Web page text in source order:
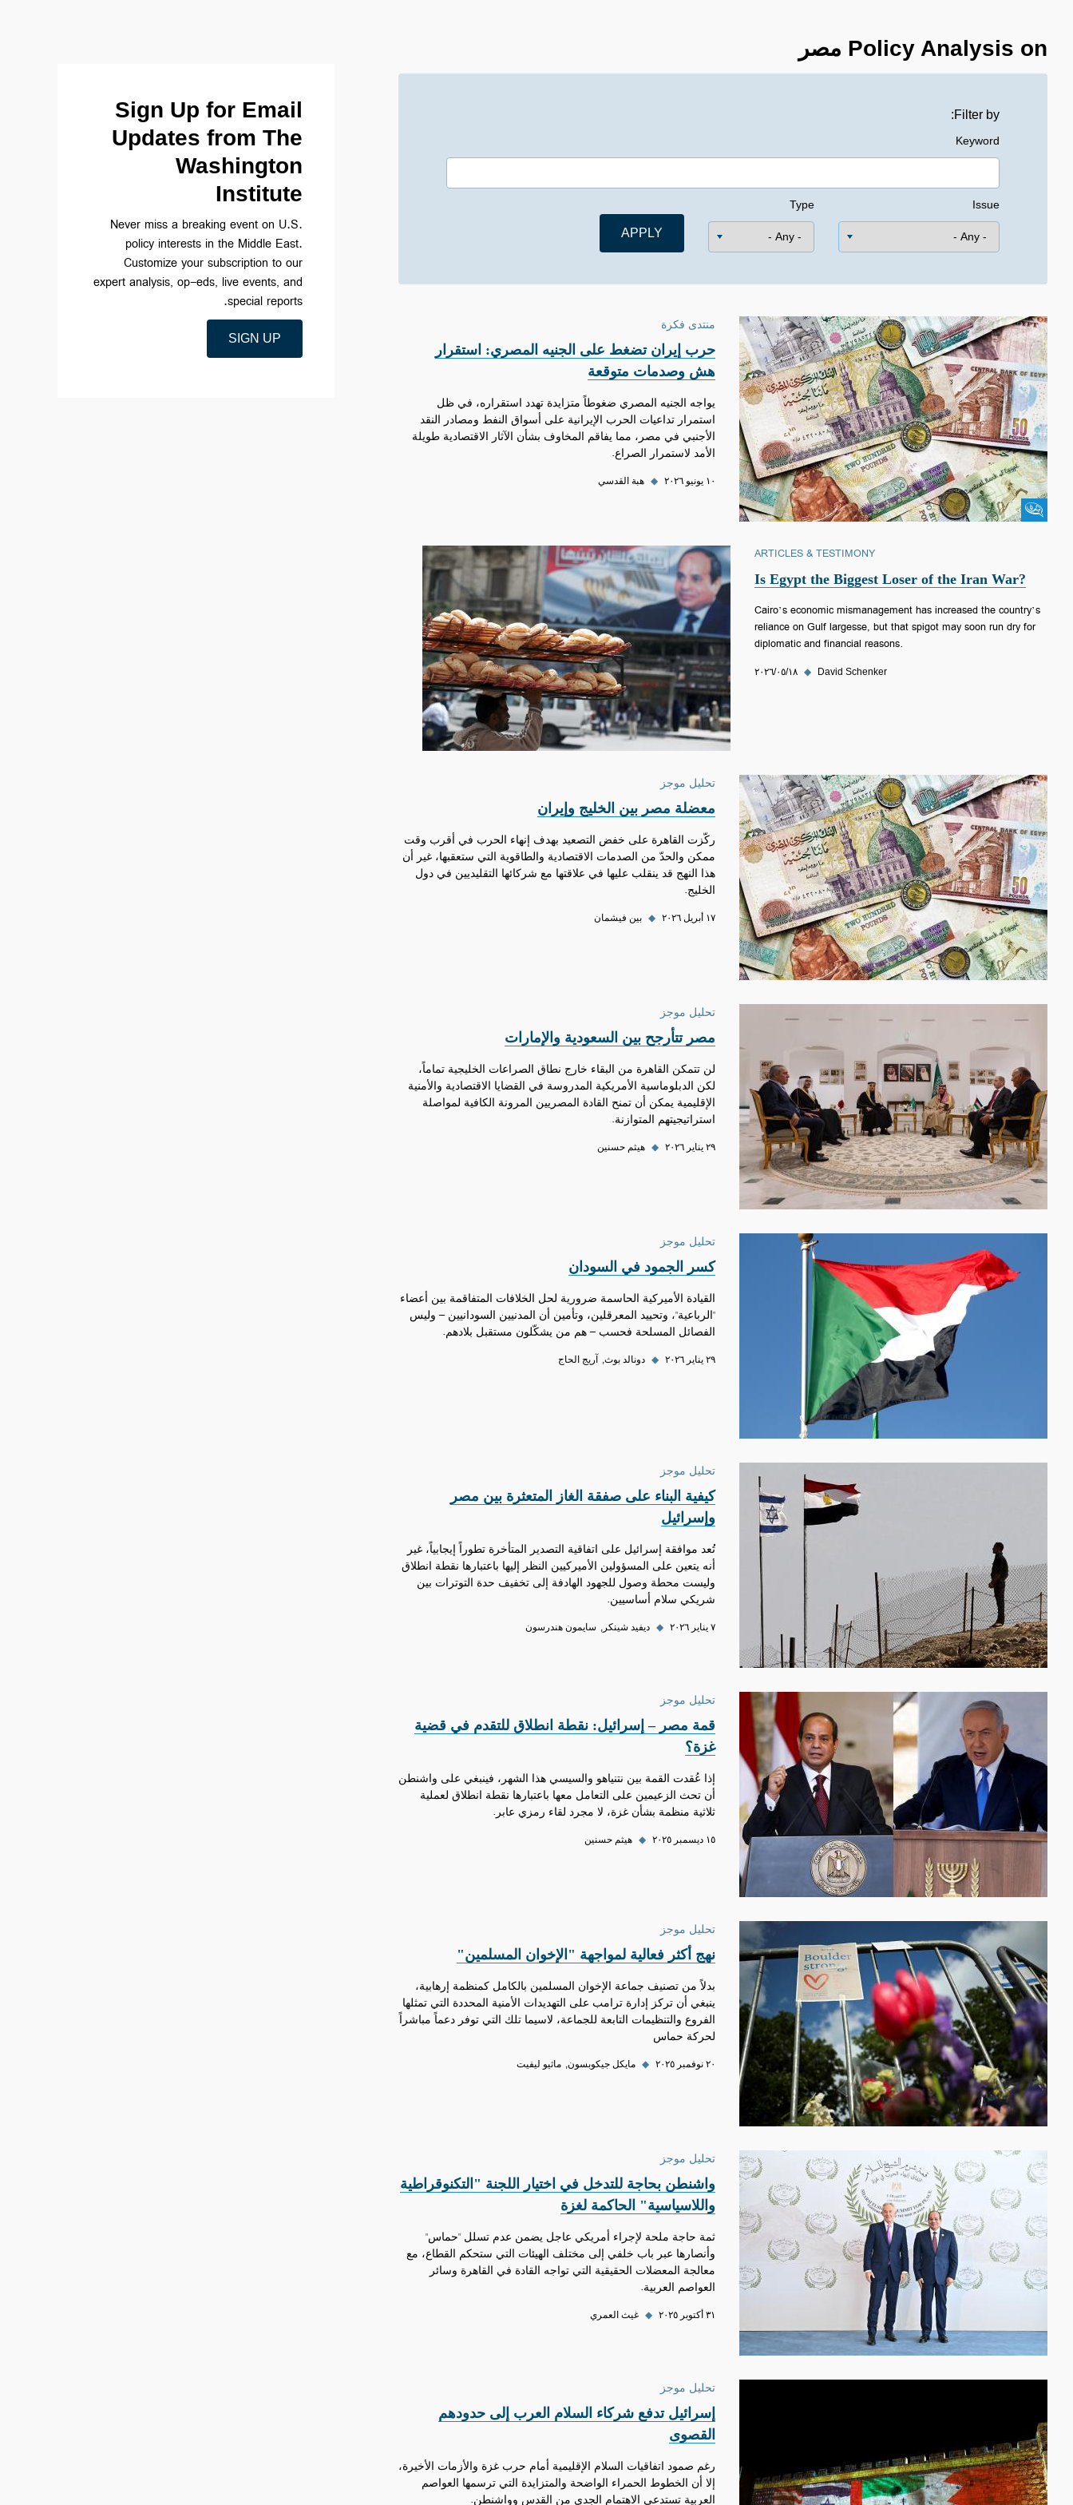
Policy Analysis on مصر
Filter by:
Keyword
Issue
Type
منتدى فكرة
منتدى فكرة
حرب إيران تضغط على الجنيه المصري: استقرار
هش وصدمات متوقعة
يواجه الجنيه المصري ضغوطاً متزايدة تهدد استقراره، في ظل
استمرار تداعيات الحرب الإيرانية على أسواق النفط ومصادر النقد
الأجنبي في مصر، مما يفاقم المخاوف بشأن الآثار الاقتصادية طويلة
الأمد لاستمرار الصراع.
١٠ يونيو ٢٠٢٦ ◆ هبة القدسي
ARTICLES & TESTIMONY
Is Egypt the Biggest Loser of the Iran War?
Cairo’s economic mismanagement has increased the country’s
reliance on Gulf largesse, but that spigot may soon run dry for
diplomatic and financial reasons.
١٨‏/٠٥‏/٢٠٢٦ ◆ David Schenker
تحليل موجز
معضلة مصر بين الخليج وإيران
ركّزت القاهرة على خفض التصعيد بهدف إنهاء الحرب في أقرب وقت
ممكن والحدّ من الصدمات الاقتصادية والطاقوية التي ستعقبها، غير أن
هذا النهج قد ينقلب عليها في علاقتها مع شركائها التقليديين في دول
الخليج.
١٧ أبريل ٢٠٢٦ ◆ بين فيشمان
تحليل موجز
مصر تتأرجح بين السعودية والإمارات
لن تتمكن القاهرة من البقاء خارج نطاق الصراعات الخليجية تماماً،
لكن الدبلوماسية الأمريكية المدروسة في القضايا الاقتصادية والأمنية
الإقليمية يمكن أن تمنح القادة المصريين المرونة الكافية لمواصلة
استراتيجيتهم المتوازنة.
٢٩ يناير ٢٠٢٦ ◆ هيثم حسنين
تحليل موجز
كسر الجمود في السودان
القيادة الأميركية الحاسمة ضرورية لحل الخلافات المتفاقمة بين أعضاء
"الرباعية"، وتحييد المعرقلين، وتأمين أن المدنيين السودانيين – وليس
الفصائل المسلحة فحسب – هم من يشكّلون مستقبل بلادهم.
٢٩ يناير ٢٠٢٦ ◆ دونالد بوث آريج الحاج
تحليل موجز
كيفية البناء على صفقة الغاز المتعثرة بين مصر
وإسرائيل
تُعد موافقة إسرائيل على اتفاقية التصدير المتأخرة تطوراً إيجابياً، غير
أنه يتعين على المسؤولين الأميركيين النظر إليها باعتبارها نقطة انطلاق
وليست محطة وصول للجهود الهادفة إلى تخفيف حدة التوترات بين
شريكي سلام أساسيين.
٧ يناير ٢٠٢٦ ◆ ديفيد شينكر سايمون هندرسون
تحليل موجز
قمة مصر – إسرائيل: نقطة انطلاق للتقدم في قضية
غزة؟
إذا عُقدت القمة بين نتنياهو والسيسي هذا الشهر، فينبغي على واشنطن
أن تحث الزعيمين على التعامل معها باعتبارها نقطة انطلاق لعملية
ثلاثية منظمة بشأن غزة، لا مجرد لقاء رمزي عابر.
١٥ ديسمبر ٢٠٢٥ ◆ هيثم حسنين
تحليل موجز
نهج أكثر فعالية لمواجهة "الإخوان المسلمين"
بدلاً من تصنيف جماعة الإخوان المسلمين بالكامل كمنظمة إرهابية،
ينبغي أن تركز إدارة ترامب على التهديدات الأمنية المحددة التي تمثلها
الفروع والتنظيمات التابعة للجماعة، لاسيما تلك التي توفر دعماً مباشراً
لحركة حماس
٢٠ نوفمبر ٢٠٢٥ ◆ مايكل جيكوبسون ماثيو ليفيت
تحليل موجز
واشنطن بحاجة للتدخل في اختيار اللجنة "التكنوقراطية
واللاسياسية" الحاكمة لغزة
ثمة حاجة ملحة لإجراء أمريكي عاجل يضمن عدم تسلل "حماس"
وأنصارها عبر باب خلفي إلى مختلف الهيئات التي ستحكم القطاع، مع
معالجة المعضلات الحقيقية التي تواجه القادة في القاهرة وسائر
العواصم العربية.
٣١ أكتوبر ٢٠٢٥ ◆ غيث العمري
تحليل موجز
إسرائيل تدفع شركاء السلام العرب إلى حدودهم
القصوى
رغم صمود اتفاقيات السلام الإقليمية أمام حرب غزة والأزمات الأخيرة،
إلا أن الخطوط الحمراء الواضحة والمتزايدة التي ترسمها العواصم
العربية تستدعي الاهتمام الجدي من القدس وواشنطن.
Sign Up for Email
Updates from The
Washington
Institute
Never miss a breaking event on U.S.
policy interests in the Middle East.
Customize your subscription to our
expert analysis, op-eds, live events, and
special reports.
SIGN UP